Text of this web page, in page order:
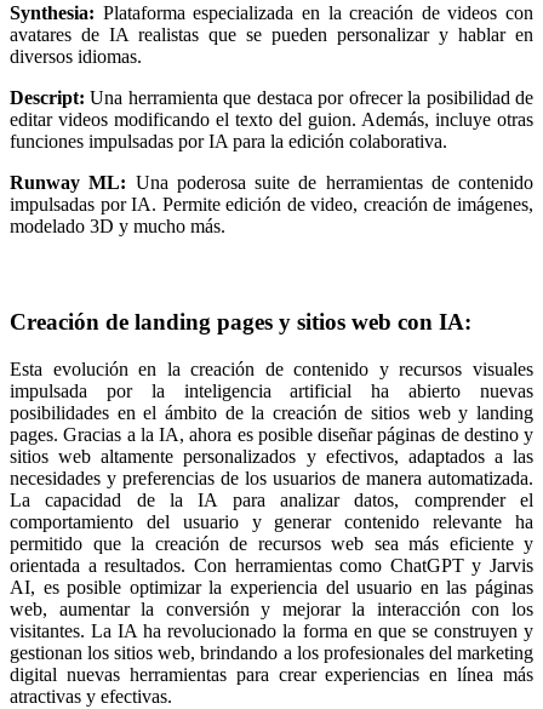
Synthesia: Plataforma especializada en la creación de videos con
avatares de IA realistas que se pueden personalizar y hablar en
diversos idiomas.
Descript: Una herramienta que destaca por ofrecer la posibilidad de
editar videos modificando el texto del guion. Además, incluye otras
funciones impulsadas por IA para la edición colaborativa.
Runway ML: Una poderosa suite de herramientas de contenido
impulsadas por IA. Permite edición de video, creación de imágenes,
modelado 3D y mucho más.
Creación de landing pages y sitios web con IA:
Esta evolución en la creación de contenido y recursos visuales
impulsada por la inteligencia artificial ha abierto nuevas
posibilidades en el ámbito de la creación de sitios web y landing
pages. Gracias a la IA, ahora es posible diseñar páginas de destino y
sitios web altamente personalizados y efectivos, adaptados a las
necesidades y preferencias de los usuarios de manera automatizada.
La capacidad de la IA para analizar datos, comprender el
comportamiento del usuario y generar contenido relevante ha
permitido que la creación de recursos web sea más eficiente y
orientada a resultados. Con herramientas como ChatGPT y Jarvis
AI, es posible optimizar la experiencia del usuario en las páginas
web, aumentar la conversión y mejorar la interacción con los
visitantes. La IA ha revolucionado la forma en que se construyen y
gestionan los sitios web, brindando a los profesionales del marketing
digital nuevas herramientas para crear experiencias en línea más
atractivas y efectivas.